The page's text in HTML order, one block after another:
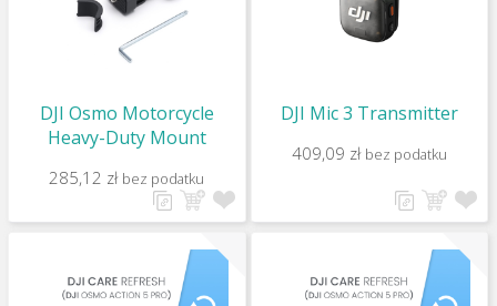
DJI Osmo Motorcycle
Heavy-Duty Mount
285,12 zł bez podatku
DJI Mic 3 Transmitter
409,09 zł bez podatku